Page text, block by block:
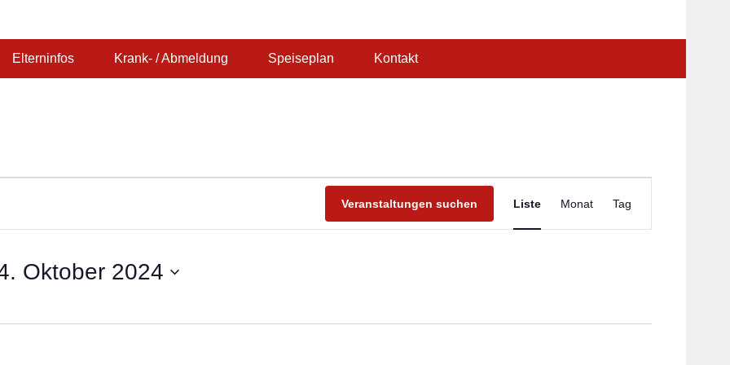
Durlach
Elterninfos Krank- / Abmeldung Speiseplan Kontakt
Veranstaltungen suchen
Ansichten-
Navigation
Liste Monat Tag
Oktober 2024